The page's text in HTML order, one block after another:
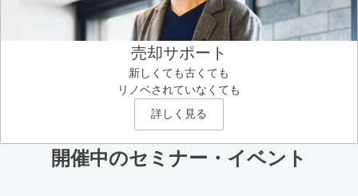
売却サポート
新しくても古くても
リノベされていなくても
詳しく見る
開催中のセミナー・イベント